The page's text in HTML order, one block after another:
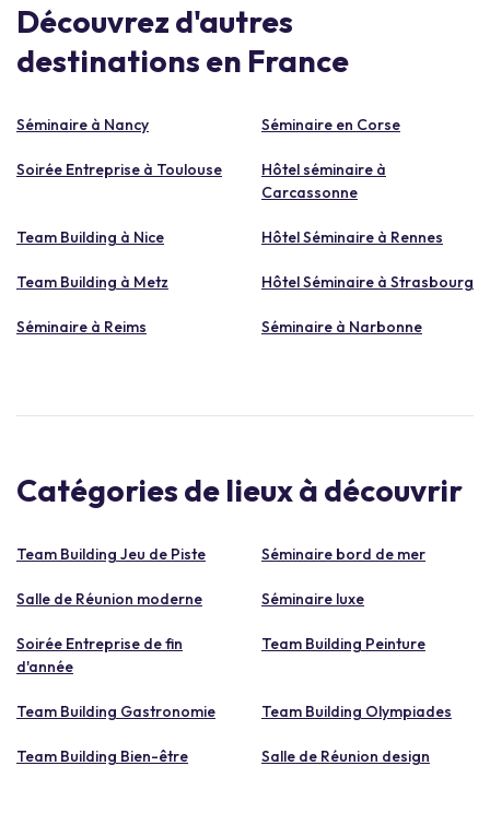
Découvrez d'autres
destinations en France
Séminaire à Nancy Séminaire en Corse
Soirée Entreprise à Toulouse
Hôtel séminaire à
Carcassonne
Team Building à Nice Hôtel Séminaire à Rennes
Team Building à Metz Hôtel Séminaire à Strasbourg
Séminaire à Reims Séminaire à Narbonne
Catégories de lieux à découvrir
Team Building Jeu de Piste Séminaire bord de mer
Salle de Réunion moderne Séminaire luxe
Soirée Entreprise de fin
d'année
Team Building Peinture
Team Building Gastronomie Team Building Olympiades
Team Building Bien-être Salle de Réunion design